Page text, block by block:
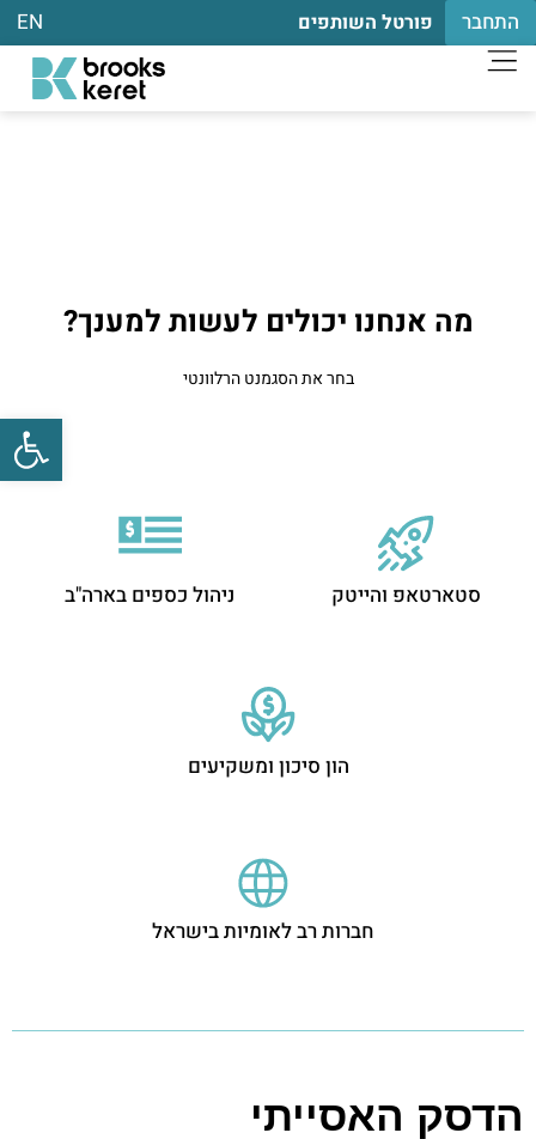
התחבר פורטל השותפים EN
מה אנחנו יכולים לעשות למענך?
בחר את הסגמנט הרלוונטי
סטארטאפ והייטק ניהול כספים בארה"ב
הון סיכון ומשקיעים
חברות רב לאומיות בישראל
הדסק האסייתי